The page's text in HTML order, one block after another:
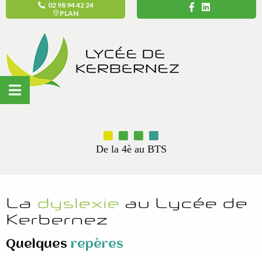
02 98 94 42 24
PLAN
De la 4è au BTS
La dyslexie au Lycée de
Kerbernez
Quelques repères